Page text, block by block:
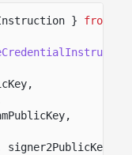
} from